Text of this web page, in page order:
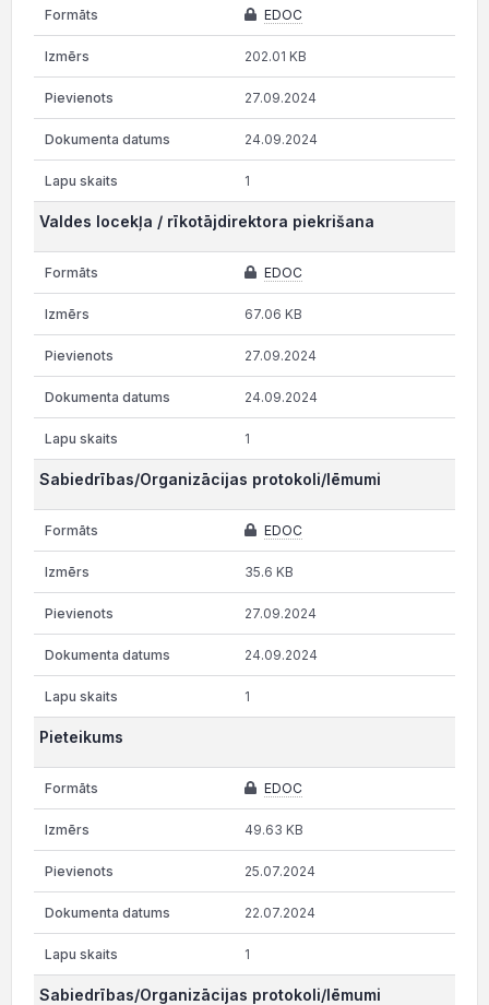
EDOC
202.01 KB
27.09.2024
24.09.2024
1
Valdes locekļa / rīkotājdirektora piekrišana
EDOC
67.06 KB
27.09.2024
24.09.2024
1
Sabiedrības/Organizācijas protokoli/lēmumi
EDOC
35.6 KB
27.09.2024
24.09.2024
1
Pieteikums
EDOC
49.63 KB
25.07.2024
22.07.2024
1
Sabiedrības/Organizācijas protokoli/lēmumi